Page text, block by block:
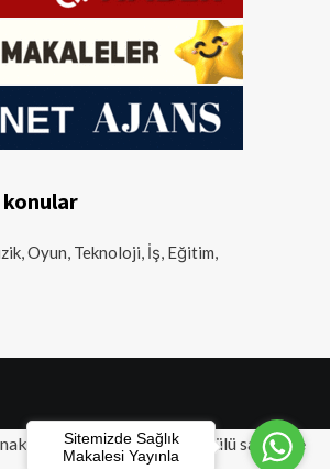
konular
Oyun, Teknoloji, İş, Eğitim,
-Tuzla nakliyat - Akülü sandalye
Sitemizde Sağlık
Makalesi Yayınla